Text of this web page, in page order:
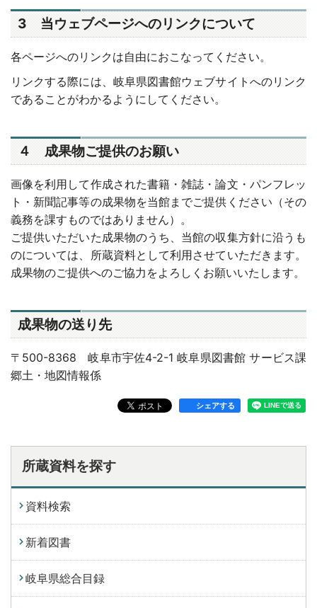
3 当ウェブページへのリンクについて
各ページへのリンクは自由におこなってください。
リンクする際には、岐阜県図書館ウェブサイトへのリンク
であることがわかるようにしてください。
４ 成果物ご提供のお願い
画像を利用して作成された書籍・雑誌・論文・パンフレッ
ト・新聞記事等の成果物を当館までご提供ください（その
義務を課すものではありません）。
ご提供いただいた成果物のうち、当館の収集方針に沿うも
のについては、所蔵資料として利用させていただきます。
成果物のご提供へのご協力をよろしくお願いいたします。
成果物の送り先
〒500-8368 岐阜市宇佐4-2-1 岐阜県図書館 サービス課
郷土・地図情報係
シェアする
所蔵資料を探す
資料検索
新着図書
岐阜県総合目録